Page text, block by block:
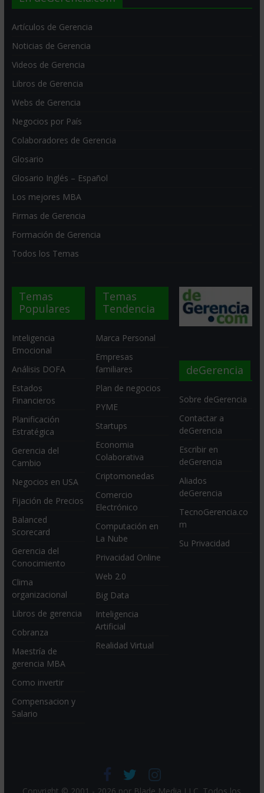
Artículos de Gerencia
Noticias de Gerencia
Videos de Gerencia
Libros de Gerencia
Webs de Gerencia
Negocios por País
Colaboradores de Gerencia
Glosario
Glosario Inglés – Español
Los mejores MBA
Firmas de Gerencia
Formación de Gerencia
Todos los Temas
Temas
Populares
Inteligencia
Emocional
Análisis DOFA
Estados
Financieros
Planificación
Estratégica
Gerencia del
Cambio
Negocios en USA
Fijación de Precios
Balanced
Scorecard
Gerencia del
Conocimiento
Clima
organizacional
Libros de gerencia
Cobranza
Maestría de
gerencia MBA
Como invertir
Compensacion y
Salario
Temas
Tendencia
Marca Personal
Empresas
familiares
Plan de negocios
PYME
Startups
Economia
Colaborativa
Criptomonedas
Comercio
Electrónico
Computación en
La Nube
Privacidad Online
Web 2.0
Big Data
Inteligencia
Artificial
Realidad Virtual
deGerencia
Sobre deGerencia
Contactar a
deGerencia
Escribir en
deGerencia
Aliados
deGerencia
TecnoGerencia.co
m
Su Privacidad